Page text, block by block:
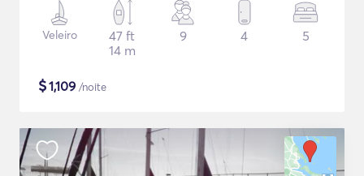
Veleiro
47 ft
14 m
9 4 5
$1,109 /noite